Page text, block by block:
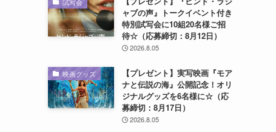
ャブの声』トークイベント付き
特別試写会に10組20名様ご招
待☆（応募締切：8月12日）
2026.8.05
映画グッズ
【プレゼント】実写映画『モア
ナと伝説の海』公開記念！オリ
ジナルグッズを6名様に☆（応
募締切：8月17日）
2026.8.05